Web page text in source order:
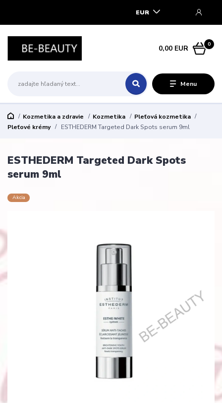
Menu
EUR
0
0,00 EUR
Kozmetika a zdravie Kozmetika
Pleťová kozmetika
Pleťové krémy
ESTHEDERM Targeted Dark Spots serum 9ml
ESTHEDERM Targeted Dark Spots
serum 9ml
Akcia